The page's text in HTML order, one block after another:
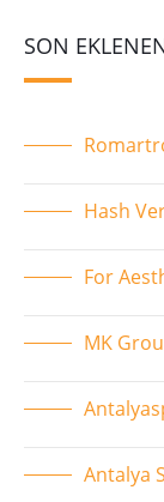
SON
Hash
For
MK
Antalya